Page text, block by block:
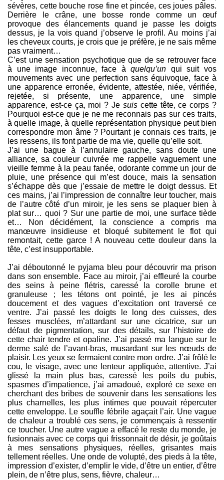
sévères, cette bouche rose fine et pincée, ces joues pâles.
Derrière le crâne, une bosse ronde comme un œuf
provoque des élancements quand je passe les doigts
dessus, je la vois quand j’observe le profil. Au moins j’ai
les cheveux courts, je crois que je préfère, je ne sais même
pas vraiment…
C’est une sensation psychotique que de se retrouver face
à une image inconnue, face àquelqu’un qui suit vos
mouvements avec une perfection sans équivoque, face à
une apparence erronée, évidente, attestée, niée, vérifiée,
rejetée, si présente, une apparence, une simple
apparence, est-ce ça, moi ? Je suis cette tête, ce corps ?
Pourquoi est-ce que je ne me reconnais pas sur ces traits,
à quelle image, à quelle représentation physique peut bien
correspondre mon âme ? Pourtant je connais ces traits, je
les ressens, ils font partie de ma vie, quelle qu’elle soit.
J’ai une bague à l’annulaire gauche, sans doute une
alliance, sa couleur cuivrée me rappelle vaguement une
vieille femme à la peau fanée, odorante comme un jour de
pluie, une présence qui m’est douce, mais la sensation
s’échappe dès que j’essaie de mettre le doigt dessus. Et
ces mains, j’ai l’impression de connaître leur toucher, mais
de l’autre côté d’un miroir, je les sens se plaquer bien à
plat sur… quoi ? Sur une partie de moi, une surface tiède
et… Non décidément, la conscience a compris ma
manœuvre insidieuse et bloqué subitement le flot qui
remontait, cette garce ! A nouveau cette douleur dans la
tête, c’est insupportable.
J’ai déboutonné le pyjama bleu pour découvrir ma prison
dans son ensemble. Face au miroir, j’ai effleuré la courbe
des seins à peine flétris, caressé la corolle brune et
granuleuse ; les tétons ont pointé, je les ai pincés
doucement et des vagues d’excitation ont traversé ce
ventre. J’ai passé les doigts le long des cuisses, des
fesses musclées, m’attardant sur une cicatrice, sur un
défaut de pigmentation, sur des détails, sur l’histoire de
cette chair tendre et opaline. J’ai passé ma langue sur le
derme salé de l’avant-bras, musardant sur les nœuds de
plaisir. Les yeux se fermaient contre mon ordre. J’ai frôlé le
cou, le visage, avec une lenteur appliquée, attentive. J’ai
glissé la main plus bas, caressé les poils du pubis,
spasmes d’impatience, j’ai amadoué, exploré ce sexe en
cherchant des bribes de souvenir dans les sensations les
plus charnelles, les plus intimes que pouvait répercuter
cette enveloppe. Le souffle fébrile agaçait l’air. Une vague
de chaleur a troublé ces sens, je commençais à ressentir
ce toucher. Une autre vague a effacé le reste du monde, je
fusionnais avec ce corps qui frissonnait de désir, je goûtais
à mes sensations physiques, réelles, grisantes mais
tellement réelles. Une onde de volupté, des pieds à la tête,
impression d’exister, d’emplir le vide, d’être un entier, d’être
plein, de n’être plus, sens, fièvre, chaleur…